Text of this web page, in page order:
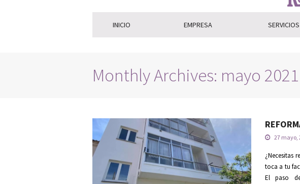
INICIO EMPRESA SERVICIOS
Monthly Archives: mayo 2021
27 mayo,
¿Necesitas
toca a tu
El paso